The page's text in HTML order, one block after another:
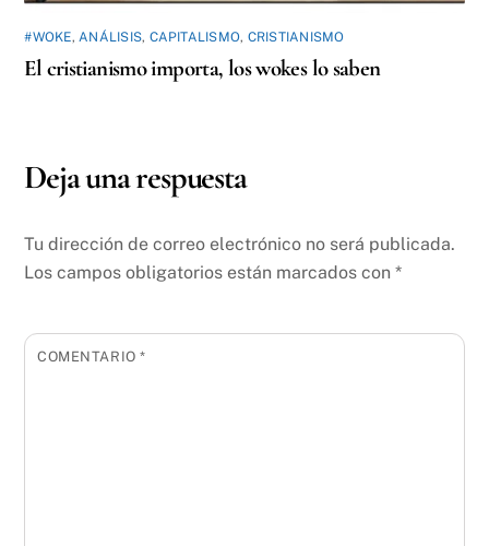
#WOKE, ANÁLISIS, CAPITALISMO, CRISTIANISMO
El cristianismo importa, los wokes lo saben
Deja una respuesta
Tu dirección de correo electrónico no será publicada.
Los campos obligatorios están marcados con*
COMENTARIO*